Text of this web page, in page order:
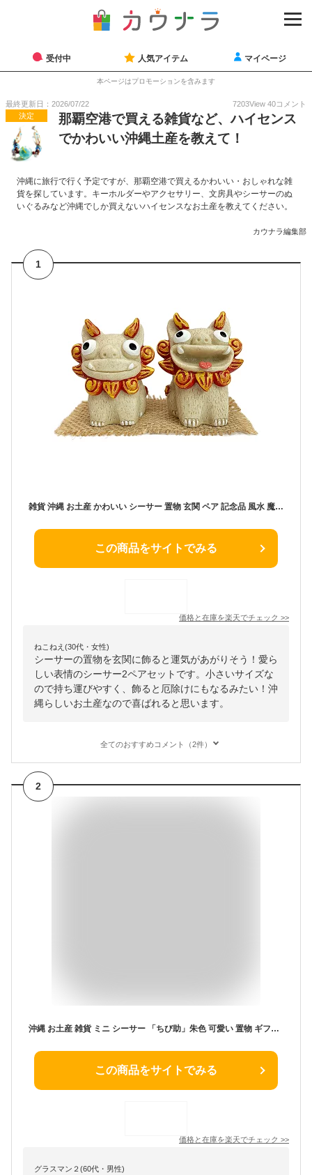
受付中 人気アイテム マイページ
本ページはプロモーションを含みます
最終更新日：2026/07/22 7203View 40コメント
決定
那覇空港で買える雑貨など、ハイセンス
でかわいい沖縄土産を教えて！
沖縄に旅行で行く予定ですが、那覇空港で買えるかわいい・おしゃれな雑
貨を探しています。キーホルダーやアクセサリー、文房具やシーサーのぬ
いぐるみなど沖縄でしか買えないハイセンスなお土産を教えてください。
カウナラ編集部
1
雑貨 沖縄 お土産 かわいい シーサー 置物 玄関 ペア 記念品 風水 魔除け 厄除け 縁起物 誕生日 プレゼント【ハイサイシーサー】
この商品をサイトでみる
価格と在庫を楽天でチェック >>
ねこねえ(30代・女性)
シーサーの置物を玄関に飾ると運気があがりそう！愛ら
しい表情のシーサー2ペアセットです。小さいサイズな
ので持ち運びやすく、飾ると厄除けにもなるみたい！沖
縄らしいお土産なので喜ばれると思います。
全てのおすすめコメント（2件）
2
沖縄 お土産 雑貨 ミニ シーサー 「ちび助」朱色 可愛い 置物 ギフト 魔除け かわいい おしゃれ 沖縄土産 沖縄お土産 沖縄雑貨
この商品をサイトでみる
価格と在庫を楽天でチェック >>
グラスマン２(60代・男性)